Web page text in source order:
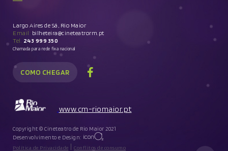
Largo Aires de Sá, Rio Maior
Email: bilheteira@cineteatrorm.pt
Tel. 243 999 350
Chamada para rede fixa nacional
COMO CHEGAR
www.cm-riomaior.pt
Copyright © Cineteatro de Rio Maior 2021
Desenvolvimento e Design:
Política de Privacidade | Conflitos de consumo